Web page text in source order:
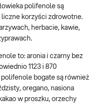
polifenole są
liczne korzyści zdrowotne.
herbacie, kawie,
to: aronia i czarny bez
1123 i 870
bogate są również
oregano, nasiona
w proszku, orzechy